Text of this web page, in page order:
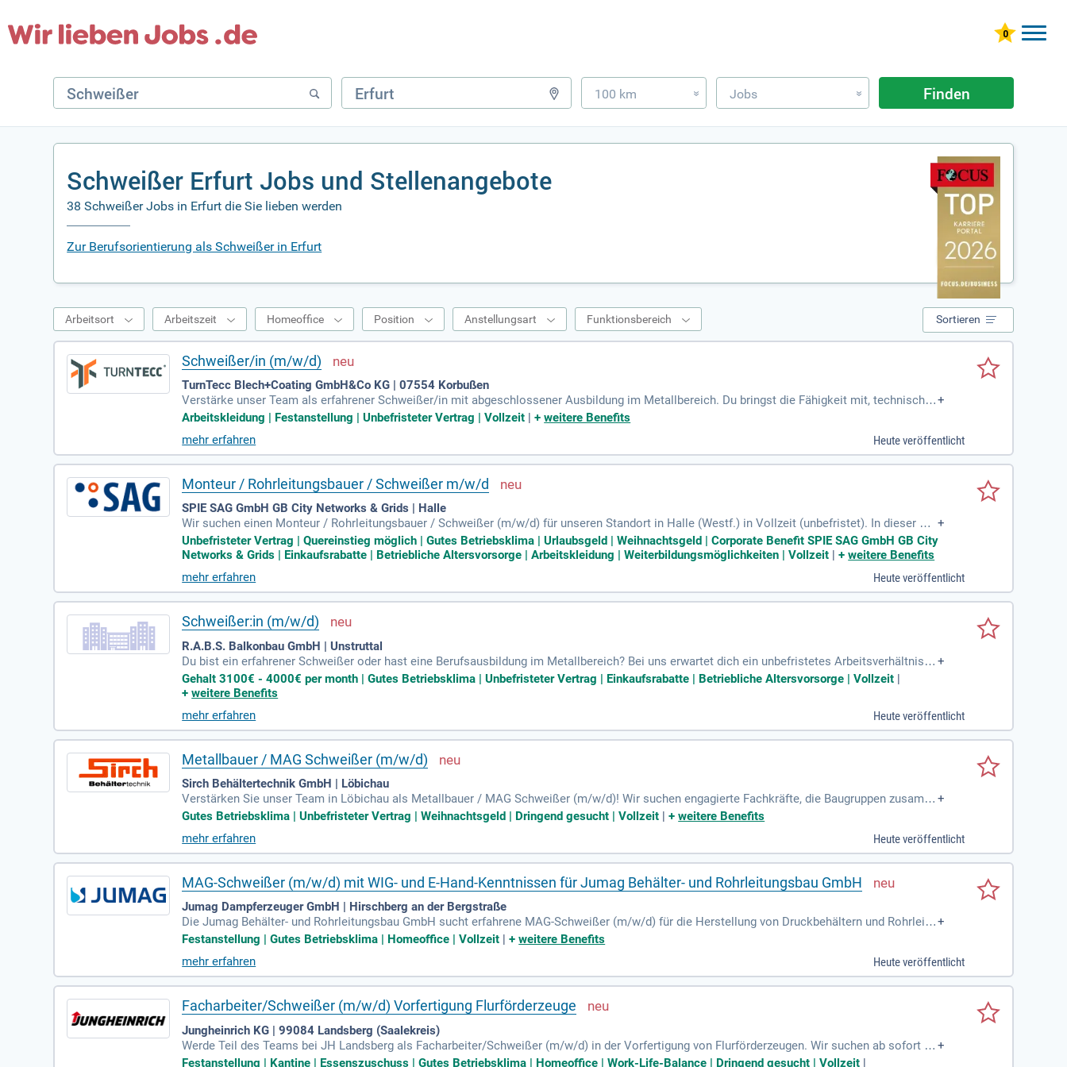
100 km » Jobs » Finden
Schweißer Erfurt Jobs und Stellenangebote
38 Schweißer Jobs in Erfurt die Sie lieben werden
Zur Berufsorientierung als Schweißer in Erfurt
Arbeitsort Arbeitszeit Homeoffice Position Anstellungsart Funktionsbereich Sortieren
Schweißer/in (m/w/d)
TurnTecc Blech+Coating GmbH&Co KG | 07554 Korbußen
Verstärke unser Team als erfahrener Schweißer/in mit abgeschlossener Ausbildung im Metallbereich. Du bringst die Fähigkeit mit, technische
Zeichnungen zu lesen, und zeichnest dich durch Sorgfalt und Qualitätsbewusstsein aus. Zuverlässigkeit und Flexibilität in der Schichtarbeit sin
d wichtige Faktoren, auf die wir setzen. Profitiere von flachen Hierarchien, schneller Entscheidungsfindung, sowie kostenloser und gereinigter
Arbeitskleidung. Deine Leistung wird fair entlohnt, und du erhältst eine unbefristete Festanstellung. Unterstützende Einarbeitung und eine zusät
zliche Prämie runden unser Angebot ab – bewirb dich noch heute!
+
Arbeitskleidung | Festanstellung | Unbefristeter Vertrag | Vollzeit |+weitere Benefits
mehr erfahren
Heute veröffentlicht
Monteur / Rohrleitungsbauer / Schweißer m/w/d
SPIE SAG GmbH GB City Networks & Grids | Halle
Wir suchen einen Monteur / Rohrleitungsbauer / Schweißer (m/w/d) für unseren Standort in Halle (Westf.) in Vollzeit (unbefristet). In dieser Po
sition bauen Sie Versorgungsleitungen für Gas, Wasser und Fernwärme und erstellen Hausanschlüsse. Auch Wartungsarbeiten sowie Druck- un
d Dichtigkeitsprüfungen gehören zu Ihrem Aufgabengebiet. Sie bearbeiten und montieren Rohre aus PEHD, Stahl, Guss und PVC in Neubauten u
bildeten Fachkräften oder Quereinsteigern mit Erfahrung im Rohrleitungsbau.
+
Unbefristeter Vertrag | Quereinstieg möglich | Gutes Betriebsklima | Urlaubsgeld | Weihnachtsgeld | Corporate Benefit SPIE SAG GmbH GB City
Networks & Grids | Einkaufsrabatte | Betriebliche Altersvorsorge | Arbeitskleidung | Weiterbildungsmöglichkeiten | Vollzeit |+weitere Benefits
mehr erfahren
Heute veröffentlicht
Schweißer:in (m/w/d)
R.A.B.S. Balkonbau GmbH | Unstruttal
Du bist ein erfahrener Schweißer oder hast eine Berufsausbildung im Metallbereich? Bei uns erwartet dich ein unbefristetes Arbeitsverhältnis
mit einer attraktiven Vergütungsstruktur. Profitiere von abwechslungsreichen Tätigkeiten und flexiblen Arbeitsbedingungen in einem familiären
Betriebsklima. Wir unterstützen deine fachliche und persönliche Weiterentwicklung durch flache Hierarchien und schnelle Entscheidungswege.
und Rabatte bei über 800 Anbietern sowie Möglichkeiten zur betrieblichen Altersvorsorge.
+
Gehalt 3100€ - 4000€ per month | Gutes Betriebsklima | Unbefristeter Vertrag | Einkaufsrabatte | Betriebliche Altersvorsorge | Vollzeit |
+weitere Benefits
mehr erfahren
Heute veröffentlicht
Metallbauer / MAG Schweißer (m/w/d)
Sirch Behältertechnik GmbH | Löbichau
Verstärken Sie unser Team in Löbichau als Metallbauer / MAG Schweißer (m/w/d)! Wir suchen engagierte Fachkräfte, die Baugruppen zusamm
enfügen und Bauteile schweißen. Voraussetzung ist eine abgeschlossene Ausbildung im Metallbereich sowie Erfahrung im MAG-Schweißen. W
ir bieten Ihnen ein unbefristetes Arbeitsverhältnis, eine überdurchschnittliche Bezahlung und umfangreiche Sozialleistungen. Profitieren Sie von
einer intensiven Einarbeitung und einer attraktiven Wechselprämie von 1.000,- €. Bewerben Sie sich jetzt über unser Online-Formular oder per E-
Mail und sichern Sie sich eine zukunftssichere Anstellung!
+
Gutes Betriebsklima | Unbefristeter Vertrag | Weihnachtsgeld | Dringend gesucht | Vollzeit |+weitere Benefits
mehr erfahren
Heute veröffentlicht
MAG-Schweißer (m/w/d) mit WIG- und E-Hand-Kenntnissen für Jumag Behälter- und Rohrleitungsbau GmbH
Jumag Dampferzeuger GmbH | Hirschberg an der Bergstraße
Die Jumag Behälter- und Rohrleitungsbau GmbH sucht erfahrene MAG-Schweißer (m/w/d) für die Herstellung von Druckbehältern und Rohrleitu
ngen. Ideale Kandidaten bringen Kenntnisse im WIG- und E-Hand-Schweißen mit, um vielseitig einsetzbar zu sein. Ihre Hauptaufgaben umfasse
he Erfahrung und die Sicherstellung höchster Qualitätsstandards. Wenn Sie eine Ausbildung im Metallbereich oder vergleichbare Berufserfahru
ng haben, freuen wir uns auf Ihre Bewerbung. Verstärken Sie unser engagiertes Team und gestalten Sie mit uns innovative Anlagenlösungen!
+
Festanstellung | Gutes Betriebsklima | Homeoffice | Vollzeit |+weitere Benefits
mehr erfahren
Heute veröffentlicht
Facharbeiter/Schweißer (m/w/d) Vorfertigung Flurförderzeuge
Jungheinrich KG | 99084 Landsberg (Saalekreis)
Werde Teil des Teams bei JH Landsberg als Facharbeiter/Schweißer (m/w/d) in der Vorfertigung von Flurförderzeugen. Wir suchen ab sofort en
gagierte Mitarbeiter für eine 38-Stunden-Woche im Produktionsbereich. Jungheinrich bietet dir die Möglichkeit, die Zukunft der Intralogistik akti
+
Festanstellung | Kantine | Essenszuschuss | Gutes Betriebsklima | Homeoffice | Work-Life-Balance | Dringend gesucht | Vollzeit |